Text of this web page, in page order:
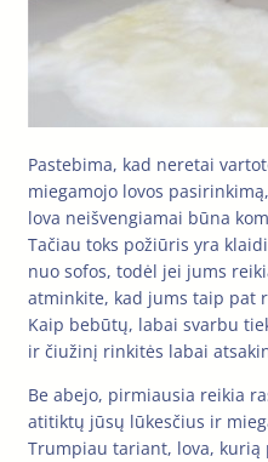
Pastebima, kad neretai
miegamojo lovos
lova neišvengiamai būna
Tačiau toks požiūris yra
nuo sofos, todėl jei jums
atminkite, kad jums taip pat
Kaip bebūtų, labai svarbu
ir čiužinį rinkitės labai
Be abejo, pirmiausia reikia
atitiktų jūsų lūkesčius ir
Trumpiau tariant, lova,